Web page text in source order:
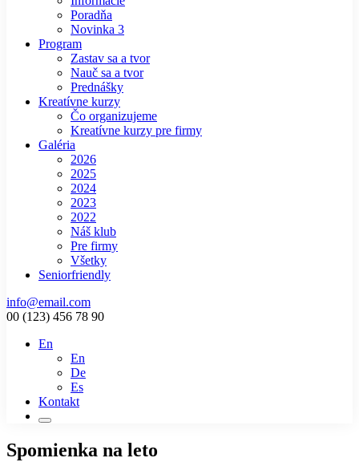
Poradňa
Novinka 3
Program
Zastav sa a tvor
Nauč sa a tvor
Prednášky
Kreatívne kurzy
Čo organizujeme
Kreatívne kurzy pre firmy
Galéria
2026
2025
2024
2023
2022
Náš klub
Pre firmy
Všetky
Seniorfriendly
info@email.com
00 (123) 456 78 90
En
En
De
Es
Kontakt
Spomienka na leto